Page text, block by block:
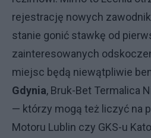
rejestrację nowych
stanie gonić stawkę od
zainteresowanych
miejsc będą niewątpliwie
Gdynia, Bruk-Bet Termalica
— którzy mogą też liczyć na
Motoru Lublin czy GKS-u